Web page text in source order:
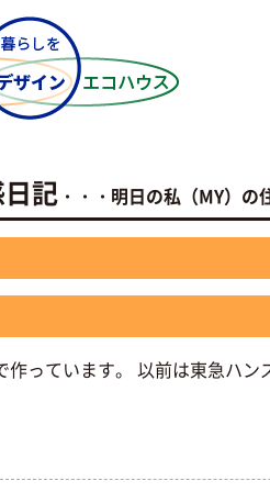
記 ・・・明日の私（MY）の
っています。 以前は東急ハン